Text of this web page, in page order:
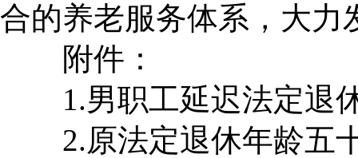
合的养老服务体系，大力
附件：
1.男职工延迟法定退
2.原法定退休年龄五十